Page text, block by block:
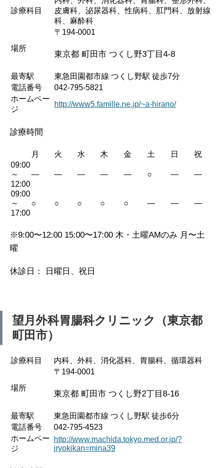
診療科目
皮膚科、泌尿器科、性病科、肛門科、放射線
科、麻酔科
場所
〒194-0001
東京都 町田市 つくし野3丁目4-8
最寄駅
東急田園都市線 つくし野駅 徒歩7分
電話番号
042-795-5821
ホームペー
ジ
http://www5.famille.ne.jp/~a-hirano/
診療時間
月 火 水 木 金 土 日
祝
09:00
～
12:00
— — — — — ○ — —
09:00
～
17:00
○ ○ ○ ○ ○ — — —
※9:00〜12:00 15:00〜17:00 木・土曜AMのみ 月〜土
曜
休診日： 日曜日、祝日
望月外科胃腸科クリニック（東京都
町田市）
診療科目 内科、外科、消化器科、胃腸科、循環器科
場所
〒194-0001
東京都 町田市 つくし野2丁目8-16
最寄駅
東急田園都市線 つくし野駅 徒歩6分
電話番号
042-795-4523
ホームペー
ジ
http://www.machida.tokyo.med.or.jp/?
iryokikan=mina39